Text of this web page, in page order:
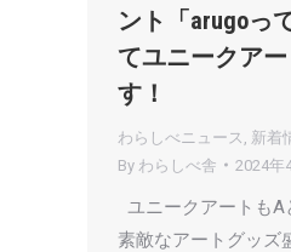
ント「arugoっ
てユニークア
す！
わらしべニュース 新着
By わらしべ舎 2024年
ユニークアートもA
素敵なアートグッズ